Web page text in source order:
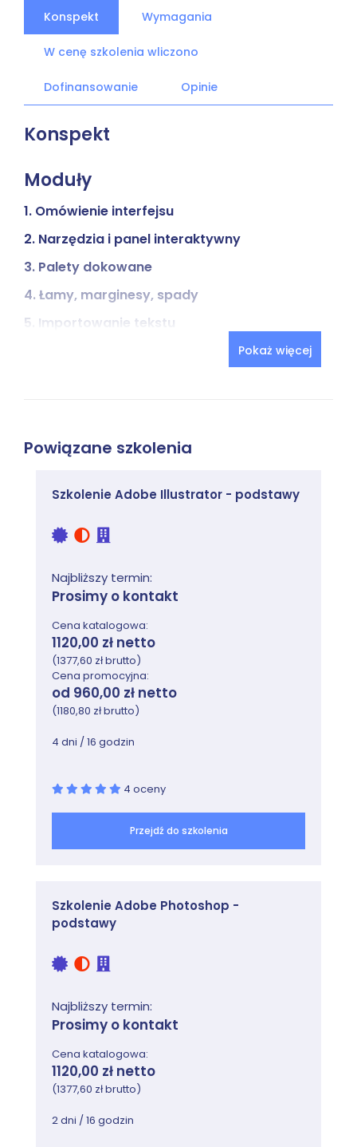
Konspekt Wymagania
W cenę szkolenia wliczono
Dofinansowanie Opinie
Konspekt
Moduły
1. Omówienie interfejsu
2. Narzędzia i panel interaktywny
3. Palety dokowane
4. Łamy, marginesy, spady
5. Importowanie tekstu
10. Style akapitowe, znakowe i obiektowe
11. Tworzenie publikacji wielostronicowych
(bitmapowych i wektorowych)
14. Współpraca z programami Adobe:
Illustrator, Photoshop oraz Bridge
15. Łącza
16. Strony wzorcowe. Tworzenie i edycja
17. Zastosowanie stron wzorcowych w
dokumencie
18. Numeracja stron.
20. Znaki specjalne i glify
21. Spady, separacja i kolory dodatkowe
24. Podstawowe zagadnienia druku
offsetowego
Pokaż więcej
Powiązane szkolenia
Szkolenie Adobe Illustrator - podstawy
Najbliższy termin:
Prosimy o kontakt
Cena katalogowa:
1120,00 zł netto
(1377,60 zł brutto)
Cena promocyjna:
od 960,00 zł netto
(1180,80 zł brutto)
4 dni / 16 godzin
4 oceny
Przejdź do szkolenia
Szkolenie Adobe Photoshop -
podstawy
Najbliższy termin:
Prosimy o kontakt
Cena katalogowa:
1120,00 zł netto
(1377,60 zł brutto)
2 dni / 16 godzin